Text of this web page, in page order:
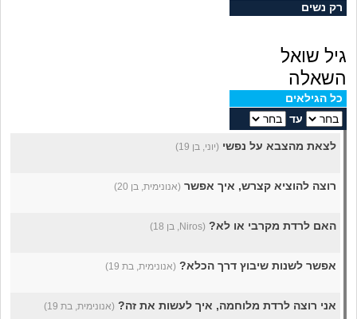
יוקר המחיה
רק נשים
גיל שואל
השאלה
כל הגילאים
עד
לצאת מהצבא על נפשי (יוני, בן 19)
רוצה להוציא קצרש, איך אפשר (אנונימית, בן 20)
האם לרדת מקרבי או לא? (Niros, בן 18)
אפשר לשנות שיבוץ דרך הכלא? (אנונימית, בת 19)
אני רוצה לרדת מלוחמה, איך לעשות את זה? (אנונימית, בת 19)